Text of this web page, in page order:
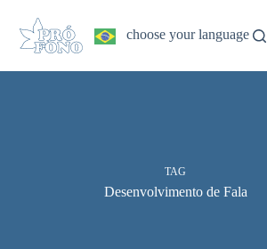
conteúdo
choose your language
TAG
Desenvolvimento de Fala